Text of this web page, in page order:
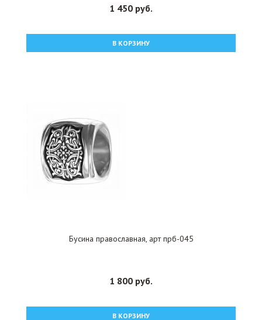
1 450 руб.
В КОРЗИНУ
Бусина православная, арт прб-045
1 800 руб.
В КОРЗИНУ